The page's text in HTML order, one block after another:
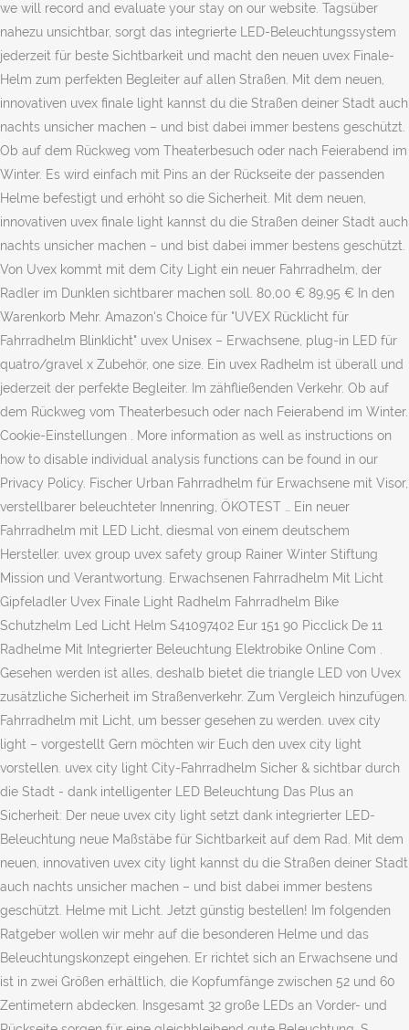
we will record and evaluate your stay on our website. Tagsüber
nahezu unsichtbar, sorgt das integrierte LED-Beleuchtungssystem
jederzeit für beste Sichtbarkeit und macht den neuen uvex Finale-
Helm zum perfekten Begleiter auf allen Straßen. Mit dem neuen,
innovativen uvex finale light kannst du die Straßen deiner Stadt auch
nachts unsicher machen – und bist dabei immer bestens geschützt.
Ob auf dem Rückweg vom Theaterbesuch oder nach Feierabend im
Winter. Es wird einfach mit Pins an der Rückseite der passenden
Helme befestigt und erhöht so die Sicherheit. Mit dem neuen,
innovativen uvex finale light kannst du die Straßen deiner Stadt auch
nachts unsicher machen – und bist dabei immer bestens geschützt.
Von Uvex kommt mit dem City Light ein neuer Fahrradhelm, der
Radler im Dunklen sichtbarer machen soll. 80,00 € 89,95 € In den
Warenkorb Mehr. Amazon's Choice für "UVEX Rücklicht für
Fahrradhelm Blinklicht" uvex Unisex – Erwachsene, plug-in LED für
quatro/gravel x Zubehör, one size. Ein uvex Radhelm ist überall und
jederzeit der perfekte Begleiter. Im zähfließenden Verkehr. Ob auf
dem Rückweg vom Theaterbesuch oder nach Feierabend im Winter.
Cookie-Einstellungen . More information as well as instructions on
how to disable individual analysis functions can be found in our
Privacy Policy. Fischer Urban Fahrradhelm für Erwachsene mit Visor,
verstellbarer beleuchteter Innenring, ÖKOTEST … Ein neuer
Fahrradhelm mit LED Licht, diesmal von einem deutschem
Hersteller. uvex group uvex safety group Rainer Winter Stiftung
Mission und Verantwortung. Erwachsenen Fahrradhelm Mit Licht
Gipfeladler Uvex Finale Light Radhelm Fahrradhelm Bike
Schutzhelm Led Licht Helm S41097402 Eur 151 90 Picclick De 11
Radhelme Mit Integrierter Beleuchtung Elektrobike Online Com .
Gesehen werden ist alles, deshalb bietet die triangle LED von Uvex
zusätzliche Sicherheit im Straßenverkehr. Zum Vergleich hinzufügen.
Fahrradhelm mit Licht, um besser gesehen zu werden. uvex city
light – vorgestellt Gern möchten wir Euch den uvex city light
vorstellen. uvex city light City-Fahrradhelm Sicher & sichtbar durch
die Stadt - dank intelligenter LED Beleuchtung Das Plus an
Sicherheit: Der neue uvex city light setzt dank integrierter LED-
Beleuchtung neue Maßstäbe für Sichtbarkeit auf dem Rad. Mit dem
neuen, innovativen uvex city light kannst du die Straßen deiner Stadt
auch nachts unsicher machen – und bist dabei immer bestens
geschützt. Helme mit Licht. Jetzt günstig bestellen! Im folgenden
Ratgeber wollen wir mehr auf die besonderen Helme und das
Beleuchtungskonzept eingehen. Er richtet sich an Erwachsene und
ist in zwei Größen erhältlich, die Kopfumfänge zwischen 52 und 60
Zentimetern abdecken. Insgesamt 32 große LEDs an Vorder- und